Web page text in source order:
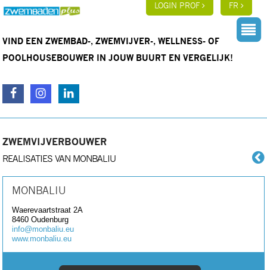
LOGIN PROF FR
VIND EEN ZWEMBAD-, ZWEMVIJVER-, WELLNESS- OF
POOLHOUSEBOUWER IN JOUW BUURT EN VERGELIJK!
ZWEMVIJVERBOUWER
REALISATIES VAN MONBALIU
MONBALIU
Waerevaartstraat 2A
8460Oudenburg
info@monbaliu.eu
www.monbaliu.eu